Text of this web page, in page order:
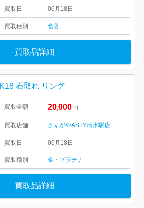
買取日 06月18日
買取種別 食器
買取品詳細
K18 石取れ リング
買取金額 20,000 円
買取店舗 さすがやASTY清水駅店
買取日 06月18日
買取種別 金・プラチナ
買取品詳細